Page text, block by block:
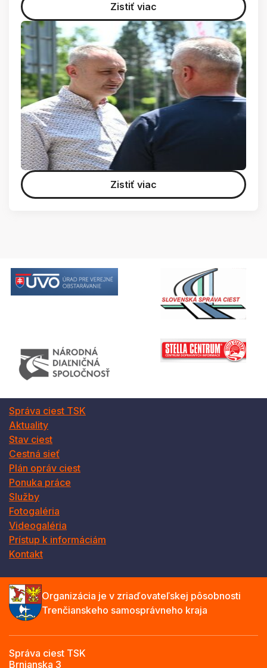
Zistiť viac
Zistiť viac
Správa ciest TSK
Aktuality
Stav ciest
Cestná sieť
Plán opráv ciest
Ponuka práce
Služby
Fotogaléria
Videogaléria
Prístup k informáciám
Kontakt
Organizácia je v zriaďovateľskej pôsobnosti
Trenčianskeho samosprávneho kraja
Správa ciest TSK
Brnianska 3